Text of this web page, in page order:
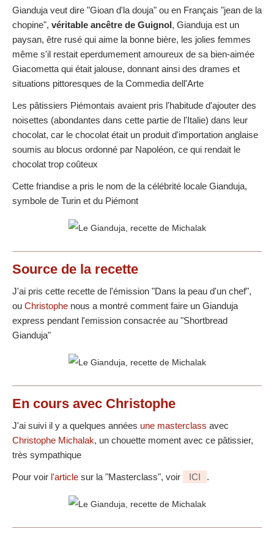
Gianduja veut dire "Gioan d'la douja" ou en Français "jean de la
chopine", véritable ancêtre de Guignol, Gianduja est un
paysan, être rusé qui aime la bonne bière, les jolies femmes
même s'il restait eperdumement amoureux de sa bien-aimée
Giacometta qui était jalouse, donnant ainsi des drames et
situations pittoresques de la Commedia dell'Arte
Les pâtissiers Piémontais avaient pris l'habitude d'ajouter des
noisettes (abondantes dans cette partie de l'Italie) dans leur
chocolat, car le chocolat était un produit d'importation anglaise
soumis au blocus ordonné par Napoléon, ce qui rendait le
chocolat trop coûteux
Cette friandise a pris le nom de la célébrité locale Gianduja,
symbole de Turin et du Piémont
Source de la recette
J'ai pris cette recette de l'émission "Dans la peau d'un chef",
ou Christophe nous a montré comment faire un Gianduja
express pendant l'emission consacrée au "Shortbread
Gianduja"
En cours avec Christophe
J'ai suivi il y a quelques années une masterclass avec
Christophe Michalak, un chouette moment avec ce pâtissier,
très sympathique
Pour voir l'article sur la "Masterclass", voir ICI .